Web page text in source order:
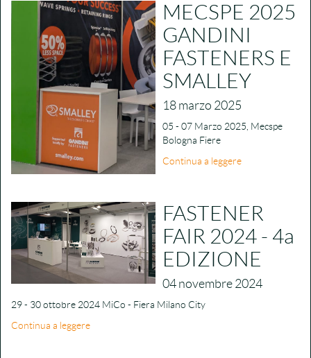
MECSPE 2025
GANDINI
FASTENERS E
SMALLEY
18 marzo 2025
05 - 07 Marzo 2025, Mecspe
Bologna Fiere
Continua a leggere
FASTENER
FAIR 2024 - 4a
EDIZIONE
04 novembre 2024
29 - 30 ottobre 2024 MiCo - Fiera Milano City
Continua a leggere